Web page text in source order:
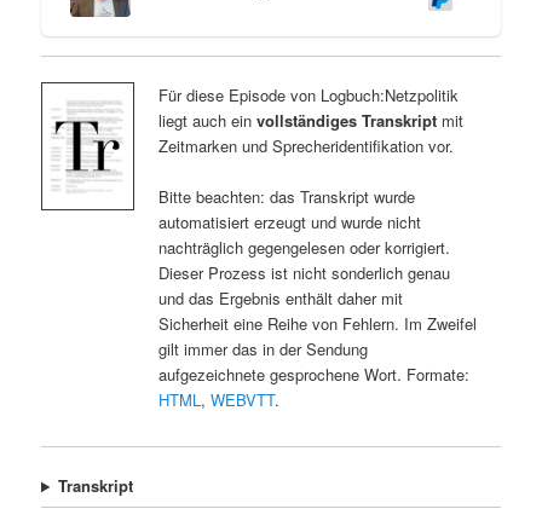
Für diese Episode von Logbuch:Netzpolitik
liegt auch ein vollständiges Transkriptmit
Zeitmarken und Sprecheridentifikation vor.
Bitte beachten: das Transkript wurde
automatisiert erzeugt und wurde nicht
nachträglich gegengelesen oder korrigiert.
Dieser Prozess ist nicht sonderlich genau
und das Ergebnis enthält daher mit
Sicherheit eine Reihe von Fehlern. Im Zweifel
gilt immer das in der Sendung
aufgezeichnete gesprochene Wort. Formate:
HTML, WEBVTT.
Transkript